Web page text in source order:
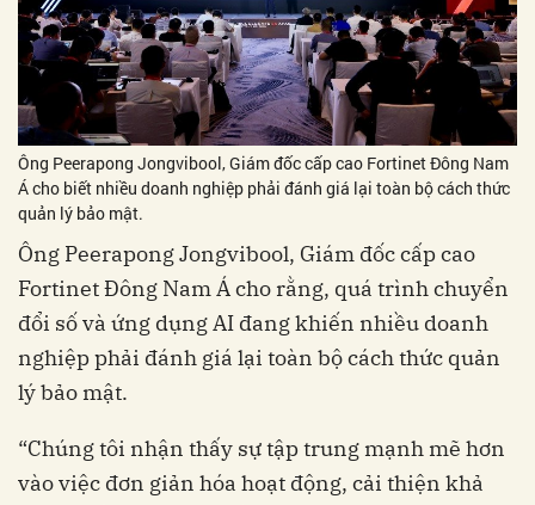
Ông Peerapong Jongvibool, Giám đốc cấp cao Fortinet Đông Nam
Á cho biết nhiều doanh nghiệp phải đánh giá lại toàn bộ cách thức
quản lý bảo mật.
Ông Peerapong Jongvibool, Giám đốc cấp cao
Fortinet Đông Nam Á cho rằng, quá trình chuyển
đổi số và ứng dụng AI đang khiến nhiều doanh
nghiệp phải đánh giá lại toàn bộ cách thức quản
lý bảo mật.
“Chúng tôi nhận thấy sự tập trung mạnh mẽ hơn
vào việc đơn giản hóa hoạt động, cải thiện khả